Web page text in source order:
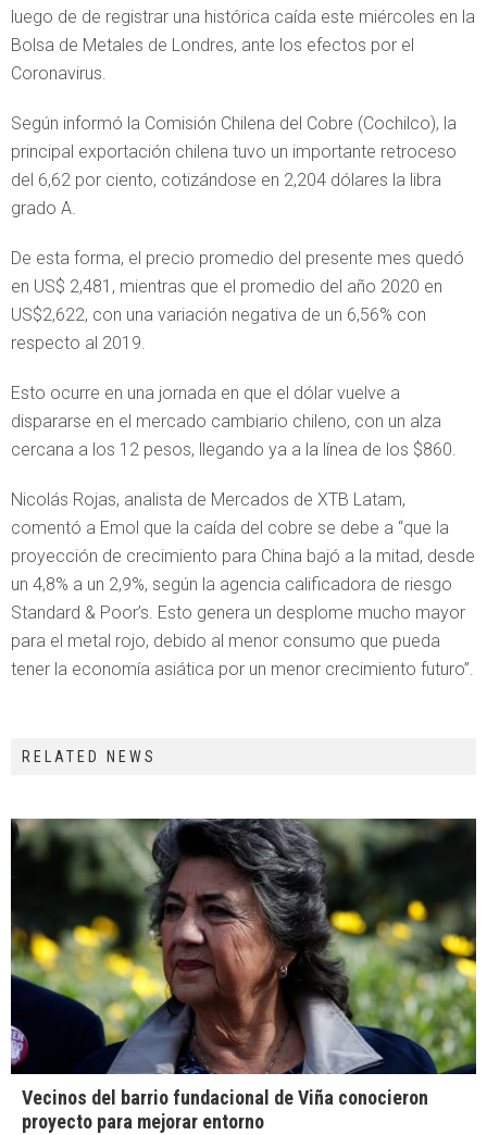
luego de de registrar una histórica caída este miércoles en la
Bolsa de Metales de Londres, ante los efectos por el
Coronavirus.
Según informó la Comisión Chilena del Cobre (Cochilco), la
principal exportación chilena tuvo un importante retroceso
del 6,62 por ciento, cotizándose en 2,204 dólares la libra
grado A.
De esta forma, el precio promedio del presente mes quedó
en US$ 2,481, mientras que el promedio del año 2020 en
US$2,622, con una variación negativa de un 6,56% con
respecto al 2019.
Esto ocurre en una jornada en que el dólar vuelve a
dispararse en el mercado cambiario chileno, con un alza
cercana a los 12 pesos, llegando ya a la línea de los $860.
Nicolás Rojas, analista de Mercados de XTB Latam,
comentó a Emol que la caída del cobre se debe a “que la
proyección de crecimiento para China bajó a la mitad, desde
un 4,8% a un 2,9%, según la agencia calificadora de riesgo
Standard & Poor’s. Esto genera un desplome mucho mayor
para el metal rojo, debido al menor consumo que pueda
tener la economía asiática por un menor crecimiento futuro”.
RELATED NEWS
Vecinos del barrio fundacional de Viña conocieron
proyecto para mejorar entorno